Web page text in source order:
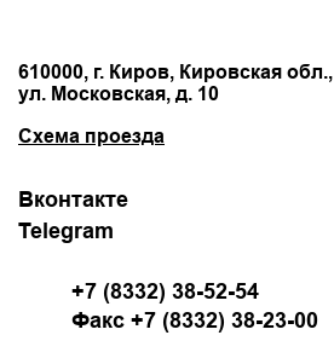
610000, г. Киров, Кировская обл.,
ул. Московская, д. 10
Схема проезда
Вконтакте
Telegram
+7 (8332) 38-52-54
Факс +7 (8332) 38-23-00